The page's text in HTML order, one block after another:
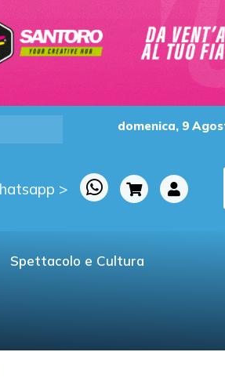
domenica, 9
>
Spettacolo e Cultura
cambiano